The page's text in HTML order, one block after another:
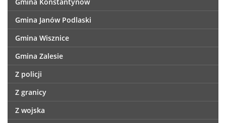
Gmina Konstantynów
Gmina Janów Podlaski
Gmina Wisznice
Gmina Zalesie
Z policji
Z granicy
Z wojska